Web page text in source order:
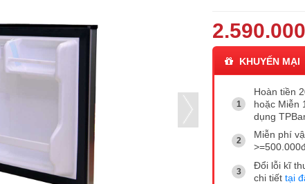
KHUYẾN MẠI
Hoàn tiền
hoặc Miễn
dụng
Miễn phí
Đổi lỗi kĩ
chi tiết tại